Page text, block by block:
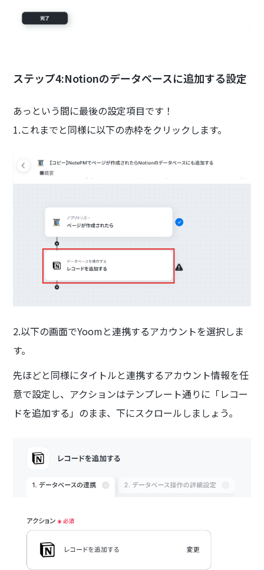
ステップ4:Notionのデータベースに追加する設定
あっという間に最後の設定項目です！
1.これまでと同様に以下の赤枠をクリックします。
2.以下の画面でYoomと連携するアカウントを選択しま
す。
先ほどと同様にタイトルと連携するアカウント情報を任
意で設定し、アクションはテンプレート通りに「レコー
ドを追加する」のまま、下にスクロールしましょう。